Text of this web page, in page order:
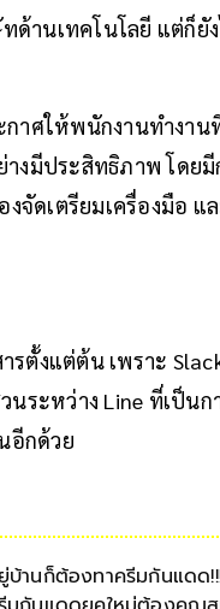
านเทคโนโลยี แต่ก็ยั
กาศให้พนักงานทำงา
งมีประสิทธิภาพ โดยมี
ดเตรียมเครื่องมือ แ
ตั้งแต่ต้น เพราะ
ระหว่าง Line ที่เป็นก
อีกด้วย
บ้านก็ต้องทาครีมกันแดด